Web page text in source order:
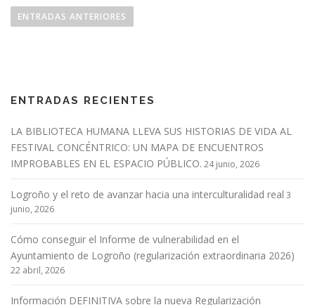
a
c
i
ó
n
e
e
n
t
r
ENTRADAS ANTERIORES
ENTRADAS RECIENTES
LA BIBLIOTECA HUMANA LLEVA SUS HISTORIAS DE VIDA AL
FESTIVAL CONCÉNTRICO: UN MAPA DE ENCUENTROS
IMPROBABLES EN EL ESPACIO PÚBLICO. 24 junio, 2026
Logroño y el reto de avanzar hacia una interculturalidad real 3
junio, 2026
Cómo conseguir el Informe de vulnerabilidad en el
Ayuntamiento de Logroño (regularización extraordinaria 2026)
22 abril, 2026
Información DEFINITIVA sobre la nueva Regularización